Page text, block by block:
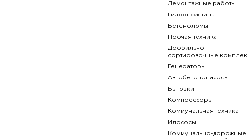
Демонтажные работы
Гидроножницы
Бетоноломы
Прочая техника
Дробильно-
сортировочные
Генераторы
Автобетононасосы
Бытовки
Компрессоры
Коммунальная техника
Илососы
Коммунально-дорожные